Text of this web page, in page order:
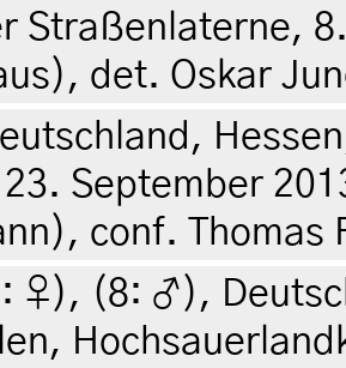
Straßenlaterne,
det. Oskar
September
conf. Thomas
♀), (8: ♂),